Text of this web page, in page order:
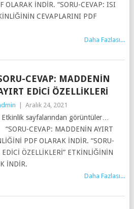
OLARAK İNDİR. “SORU-CEVAP: ISI
CEVAPLARINI PDF
Daha Fazlası...
CEVAP: MADDENIN
EDICI ÖZELLIKLERI
Aralık 24, 2021
Etkinlik sayfalarından görüntüler…
“SORU-CEVAP: MADDENİN AYIRT
PDF OLARAK İNDİR. “SORU-
ÖZELLİKLERİ” ETKİNLİĞİNİN
İNDİR.
Daha Fazlası...